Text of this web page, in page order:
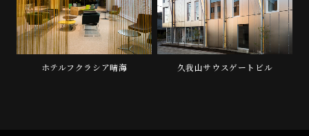
ホテルフクラシア晴海 久我山サウスゲートビル